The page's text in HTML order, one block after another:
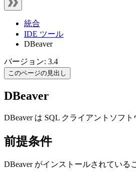
統合
IDE ツール
DBeaver
バージョン: 3.4
このページの見出し
DBeaver
DBeaver は SQL クライアントソフ
前提条件
DBeaver がインストールされている